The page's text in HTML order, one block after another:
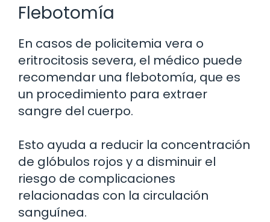
Flebotomía
En casos de policitemia vera o
eritrocitosis severa, el médico puede
recomendar una flebotomía, que es
un procedimiento para extraer
sangre del cuerpo.
Esto ayuda a reducir la concentración
de glóbulos rojos y a disminuir el
riesgo de complicaciones
relacionadas con la circulación
sanguínea.